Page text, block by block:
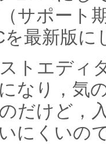
サポート
最新版に
トエディ
なり，気
だけど，
にくいの